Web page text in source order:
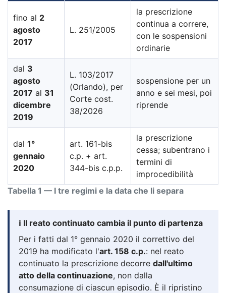
Tabella 1 — I tre regimi e la data che li separa
fino al 2
agosto
2017
L. 251/2005
la prescrizione
continua a correre,
con le sospensioni
ordinarie
dal 3
agosto
2017 al 31
dicembre
2019
L. 103/2017
(Orlando), per
Corte cost.
38/2026
sospensione per un
anno e sei mesi, poi
riprende
dal 1°
gennaio
2020
art. 161-bis
c.p. + art.
344-bis c.p.p.
la prescrizione
cessa; subentrano i
termini di
improcedibilità
ℹ️ Il reato continuato cambia il punto di partenza
Per i fatti dal 1° gennaio 2020 il correttivo del
2019 ha modificato l'art. 158 c.p.: nel reato
continuato la prescrizione decorre dall'ultimo
atto della continuazione, non dalla
consumazione di ciascun episodio. È il ripristino